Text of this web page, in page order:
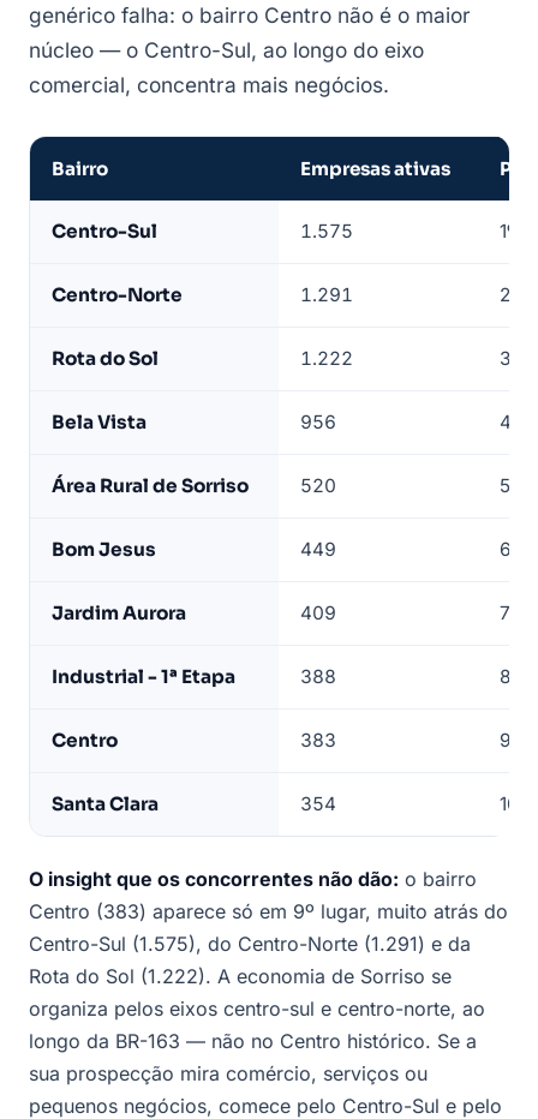
genérico falha: o bairro Centro não é o maior
núcleo — o Centro-Sul, ao longo do eixo
comercial, concentra mais negócios.
por
LeadJet
Bairro Empresas ativas
Centro-Sul 1.575 1º
Centro-Norte 1.291 2º
Rota do Sol 1.222 3º
Bela Vista 956 4º
Área Rural de Sorriso 520 5º
Bom Jesus 449 6º
Jardim Aurora 409 7º
Industrial - 1ª Etapa 388 8º
Centro 383 9º
Santa Clara 354 10º
O insight que os concorrentes não dão: o bairro
Centro (383) aparece só em 9º lugar, muito atrás do
Centro-Sul (1.575), do Centro-Norte (1.291) e da
Rota do Sol (1.222). A economia de Sorriso se
organiza pelos eixos centro-sul e centro-norte, ao
longo da BR-163 — não no Centro histórico. Se a
sua prospecção mira comércio, serviços ou
pequenos negócios, comece pelo Centro-Sul e pelo